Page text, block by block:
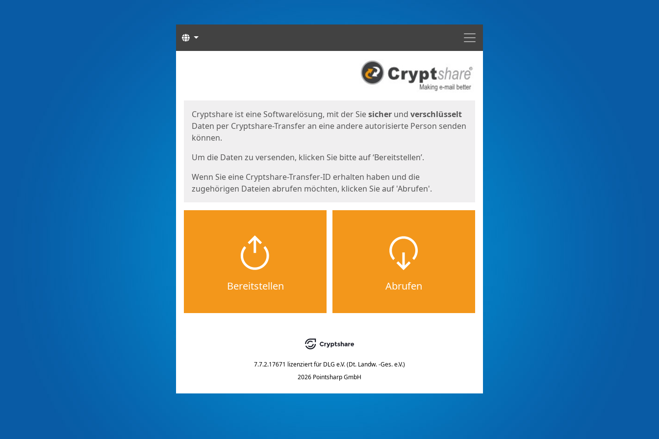
Menü
Sprachen
Cryptshare ist eine Softwarelösung, mit der Siesicher und verschlüsselt
Daten per Cryptshare-Transfer an eine andere autorisierte Person senden
können.
Um die Daten zu versenden, klicken Sie bitte auf ‘Bereitstellen’.
Wenn Sie eine Cryptshare-Transfer-ID erhalten haben und die
zugehörigen Dateien abrufen möchten, klicken Sie auf 'Abrufen'.
Bereitstellen Abrufen
7.7.2.17671 lizenziert für DLG e.V. (Dt. Landw. -Ges. e.V.)
2026 Pointsharp GmbH